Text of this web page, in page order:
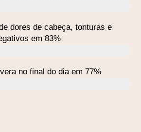
dores de cabeça, tonturas e
em 83%
no final do dia em 77%